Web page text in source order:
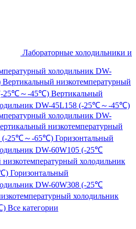
Лабораторные холодильники и
холодильник DW-
Вертикальный низкотемпературный
(-25℃～-45℃) Вертикальный
DW-45L158 (-25℃～-45℃)
холодильник DW-
низкотемпературный
(-25℃～-65℃) Горизонтальный
DW-60W105 (-25℃
низкотемпературный холодильник
Горизонтальный
DW-60W308 (-25℃
холодильник
Все категории